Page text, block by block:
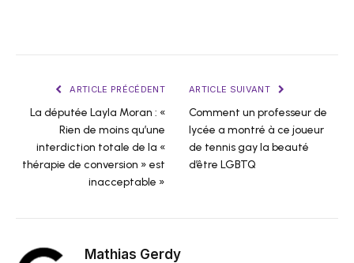
ARTICLE PRÉCÉDENT
La députée Layla Moran : «
Rien de moins qu’une
interdiction totale de la «
thérapie de conversion » est
inacceptable »
ARTICLE SUIVANT
Comment un professeur de
lycée a montré à ce joueur
de tennis gay la beauté
d’être LGBTQ
Mathias Gerdy